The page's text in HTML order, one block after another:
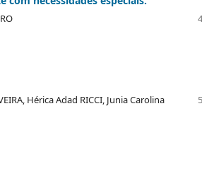
Hérica Adad RICCI, Junia Carolina